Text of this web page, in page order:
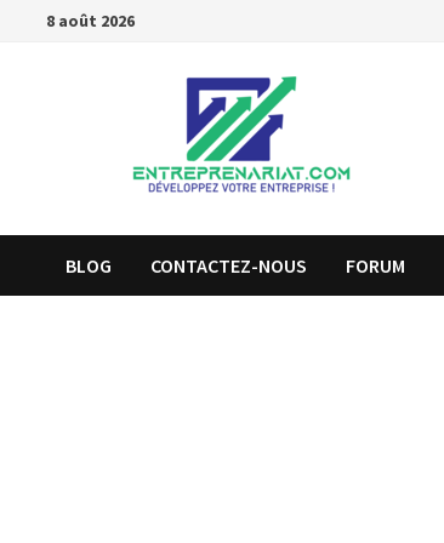
8 août 2026
BLOG CONTACTEZ-NOUS FORUM